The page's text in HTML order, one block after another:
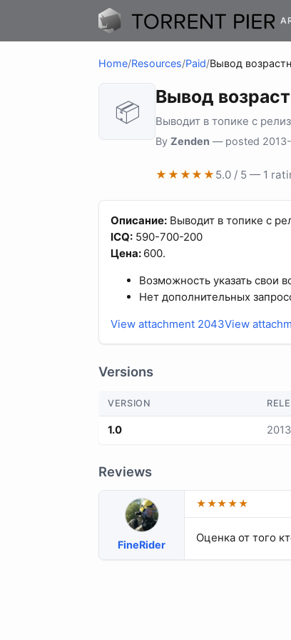
Home/Resources/Paid/Вывод
📦
Вывод
Выводит в топике с
By Zenden — posted
★★★★★ 5.0 / 5 — 1
Описание: Выводит в топике с
ICQ: 590-700-200
Цена: 600.
Возможность указать свои
Нет дополнительных
View attachment 2043View
Versions
VERSION
1.0
Reviews
FineRider
★★★★★
Оценка от того